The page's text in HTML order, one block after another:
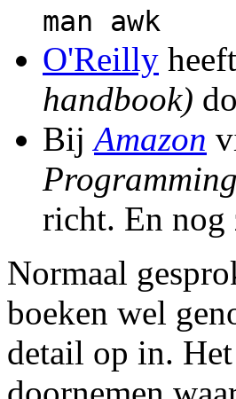
man awk
O'Reilly
handbook)
BijAmazon
richt. En nog
Normaal
boeken wel
detail op in.